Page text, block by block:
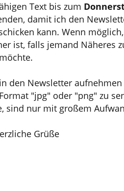
Text bis zum
damit ich den
kann. Wenn
ist, falls jemand Näheres
den Newsletter
"jpg" oder "png" zu
sind nur mit großem
Grüße